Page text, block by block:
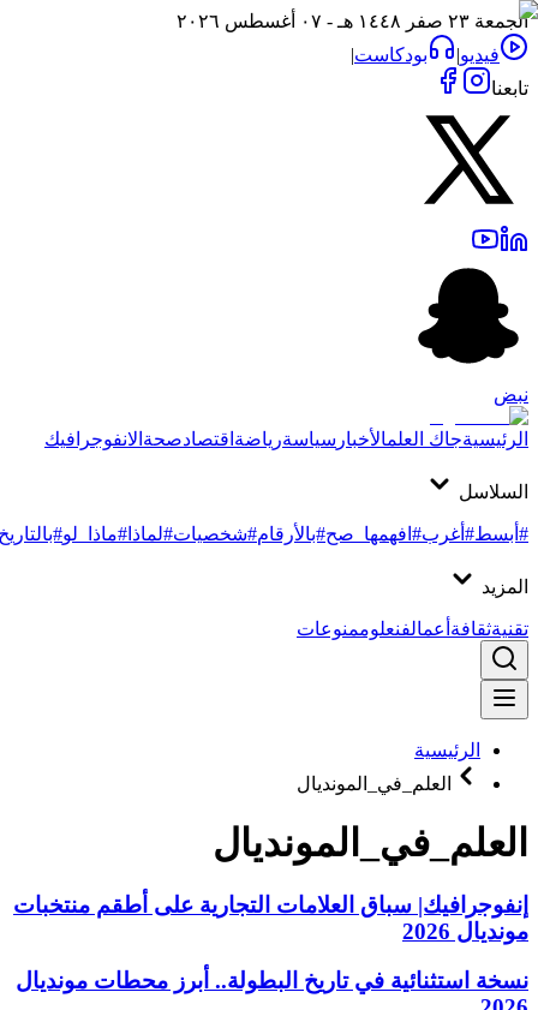
الجمعة ٢٣ صفر ١٤٤٨ هـ - ٠٧ أغسطس ٢٠٢٦
فيديو| بودكاست|
تابعنا
نبض
الرئيسيةجاك العلمالأخبار سياسةرياضةاقتصادصحةالانفوجرافيك
السلاسل
#أبسط#أغرب#افهمها_صح#بالأرقام#شخصيات#لماذا #ماذا_لو#بالتاريخ
المزيد
تقنيةثقافةأعمالفنعلوممنوعات
الرئيسية
العلم_في_المونديال
العلم_في_المونديال
إنفوجرافيك| سباق العلامات التجارية على أطقم منتخبات
مونديال 2026
نسخة استثنائية في تاريخ البطولة.. أبرز محطات مونديال